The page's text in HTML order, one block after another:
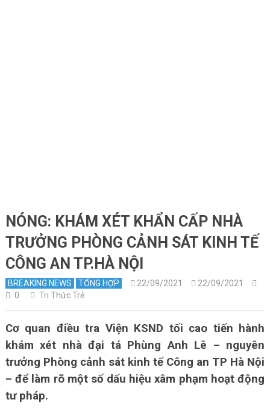
NÓNG: KHÁM XÉT KHẨN CẤP NHÀ
TRƯỞNG PHÒNG CẢNH SÁT KINH TẾ
CÔNG AN TP.HÀ NỘI
BREAKING NEWS TỔNG HỢP 22/09/2021
22/09/2021
0
Tri Thức Trẻ
Cơ quan điều tra Viện KSND tối cao tiến hành
khám xét nhà đại tá Phùng Anh Lê – nguyên
trưởng Phòng cảnh sát kinh tế Công an TP Hà Nội
– để làm rõ một số dấu hiệu xâm phạm hoạt động
tư pháp.